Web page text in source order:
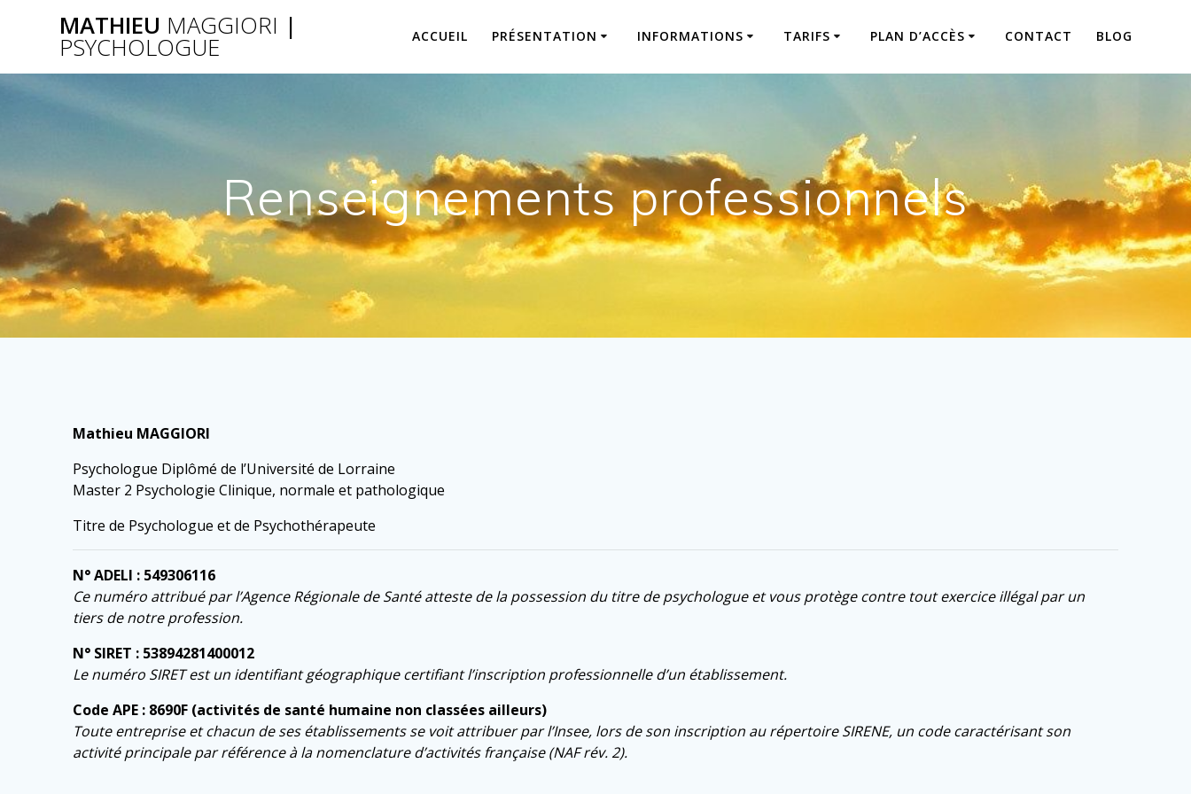
MATHIEU MAGGIORI |
PSYCHOLOGUE ACCUEIL PRÉSENTATION INFORMATIONS TARIFS PLAN D’ACCÈS CONTACT BLOG
Renseignements professionnels
Mathieu MAGGIORI
Psychologue Diplômé de l’Université de Lorraine
Master 2 Psychologie Clinique, normale et pathologique
Titre de Psychologue et de Psychothérapeute
N° ADELI : 549306116
Ce numéro attribué par l’Agence Régionale de Santé atteste de la possession du titre de psychologue et vous protège contre tout exercice illégal par un
tiers de notre profession.
N° SIRET : 53894281400012
Le numéro SIRET est un identifiant géographique certifiant l’inscription professionnelle d’un établissement.
Code APE : 8690F (activités de santé humaine non classées ailleurs)
Toute entreprise et chacun de ses établissements se voit attribuer par l’Insee, lors de son inscription au répertoire SIRENE, un code caractérisant son
activité principale par référence à la nomenclature d’activités française (NAF rév. 2).